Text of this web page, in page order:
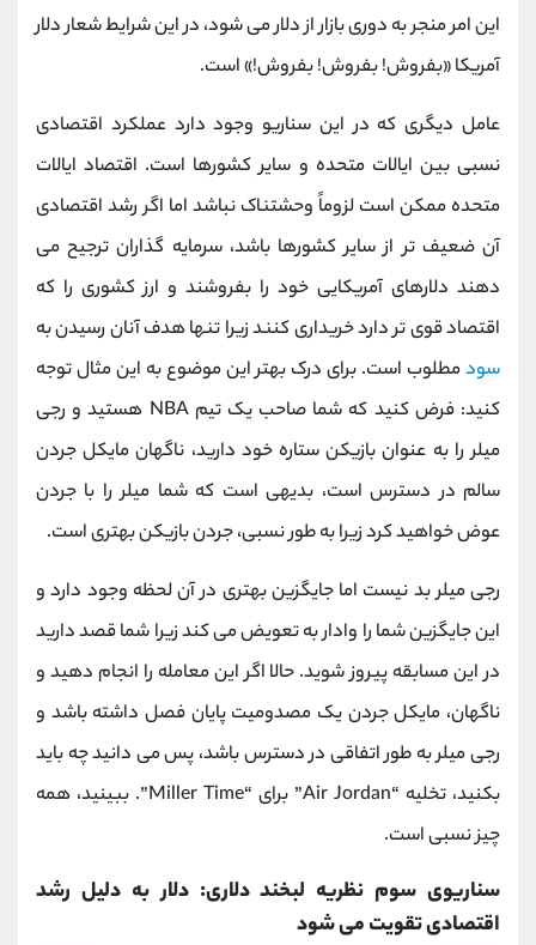
این امر منجر به دوری بازار از دلار می ‌شود، در این شرایط شعار دلار
آمریکا «بفروش! بفروش! بفروش!» است.
عامل دیگری که در این سناریو وجود دارد عملکرد اقتصادی
نسبی بین ایالات متحده و سایر کشورها است. اقتصاد ایالات
متحده ممکن است لزوماً وحشتناک نباشد اما اگر رشد اقتصادی
آن ضعیف تر از سایر کشورها باشد، سرمایه ‌گذاران ترجیح می
‌دهند دلارهای آمریکایی خود را بفروشند و ارز کشوری را که
اقتصاد قوی تر دارد خریداری کنند زیرا تنها هدف آنان رسیدن به
سودمطلوب است. برای درک بهتر این موضوع به این مثال توجه
کنید: فرض کنید که شما صاحب یک تیم NBA هستید و رجی
میلر را به عنوان بازیکن ستاره خود دارید، ناگهان مایکل جردن
سالم در دسترس است، بدیهی است که شما میلر را با جردن
عوض خواهید کرد زیرا به طور نسبی، جردن بازیکن بهتری است.
رجی میلر بد نیست اما جایگزین بهتری در آن لحظه وجود دارد و
این جایگزین شما را وادار به تعویض می کند زیرا شما قصد دارید
در این مسابقه پیروز شوید. حالا اگر این معامله را انجام دهید و
ناگهان، مایکل جردن یک مصدومیت پایان فصل داشته باشد و
رجی میلر به طور اتفاقی در دسترس باشد، پس می ‌دانید چه باید
بکنید، تخلیه “Air Jordan” برای “Miller Time”. ببینید، همه
چیز نسبی است.
سناریوی سوم نظریه لبخند دلاری: دلار به دلیل رشد
اقتصادی تقویت می ‌شود